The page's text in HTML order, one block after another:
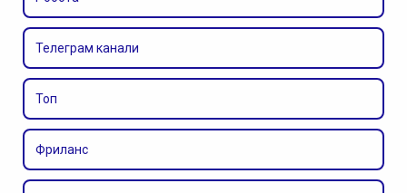
Телеграм канали
Топ
Фриланс